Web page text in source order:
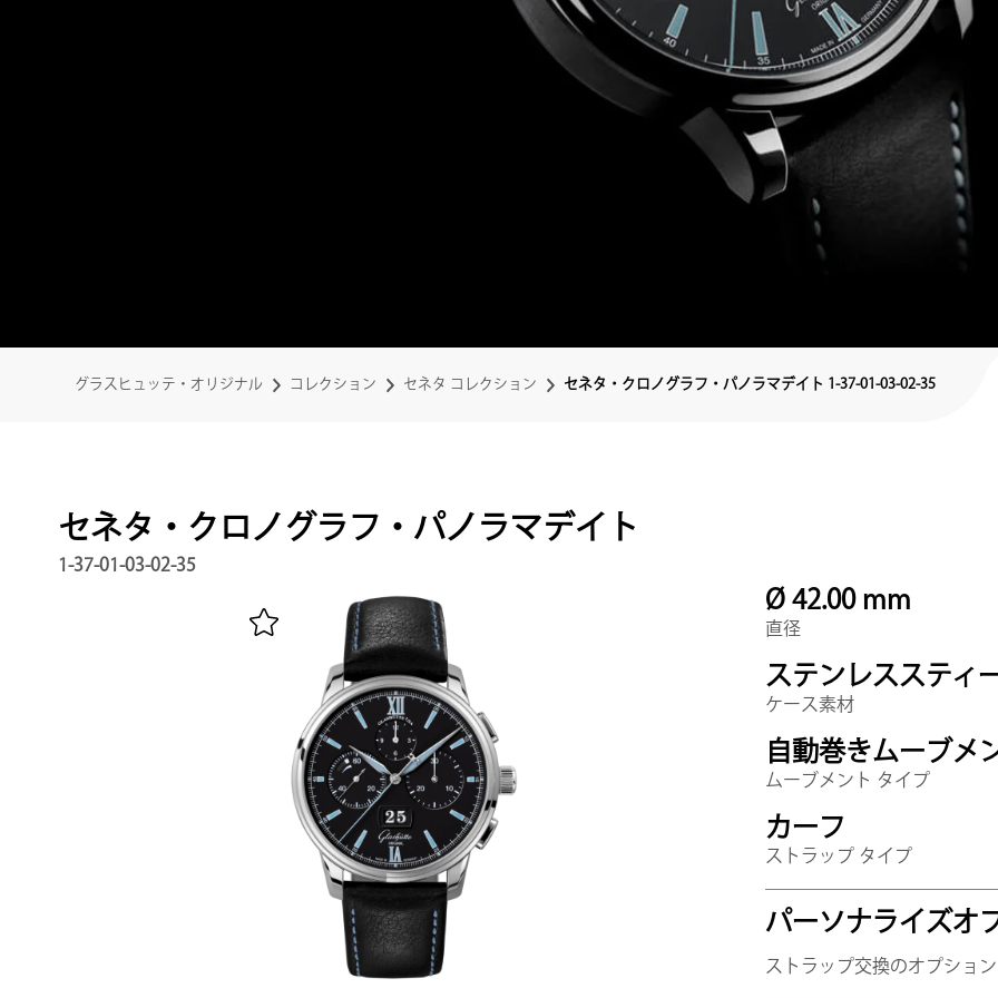
グラスヒュッテ・オリジナル コレクション セネタ コレクション セネタ・クロノグラフ・パノラマデイト 1-37-01-03-02-35
セネタ・クロノグラフ・パノラマデイト
1-37-01-03-02-35
Ø 42.00 mm
直径
ステンレススティ
ケース素材
自動巻きムーブメ
ムーブメント タイプ
カーフ
ストラップ タイプ
パーソナライズオ
ストラップ交換のオプション